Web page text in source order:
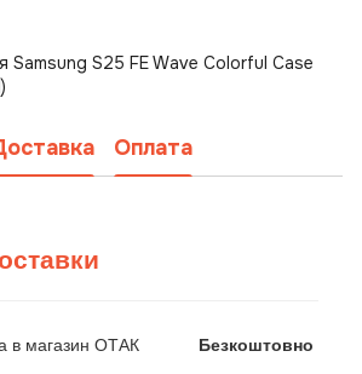
Samsung S25 FE Wave Colorful Case
Оплата
в магазин ОТАК Безкоштовно